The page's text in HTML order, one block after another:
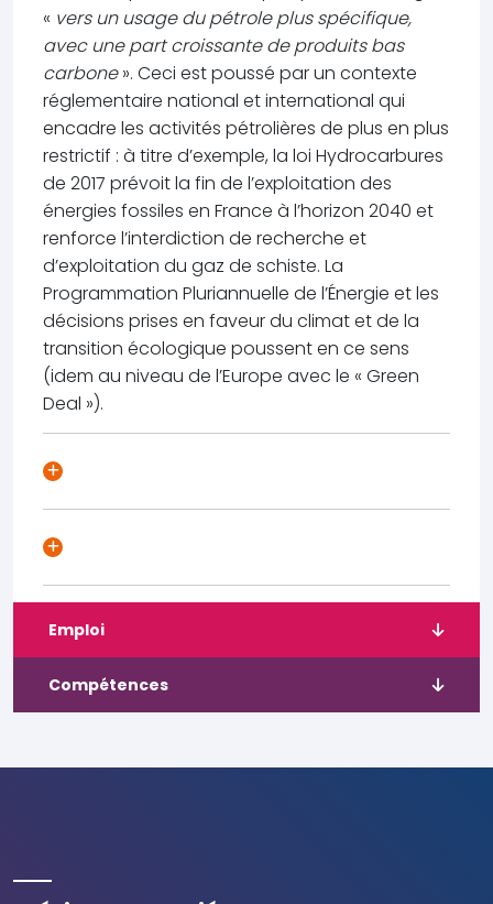
« vers un usage du pétrole plus spécifique,
avec une part croissante de produits bas
carbone». Ceci est poussé par un contexte
réglementaire national et international qui
encadre les activités pétrolières de plus en plus
restrictif : à titre d’exemple, la loi Hydrocarbures
de 2017 prévoit la fin de l’exploitation des
énergies fossiles en France à l’horizon 2040 et
renforce l’interdiction de recherche et
d’exploitation du gaz de schiste. La
Programmation Pluriannuelle de l’Énergie et les
décisions prises en faveur du climat et de la
transition écologique poussent en ce sens
(idem au niveau de l’Europe avec le « Green
Deal »).
Emploi
Compétences